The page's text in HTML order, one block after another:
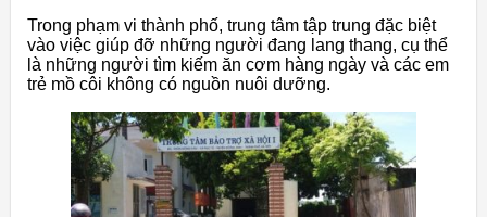
Trong phạm vi thành phố, trung tâm tập trung đặc biệt
vào việc giúp đỡ những người đang lang thang, cụ thể
là những người tìm kiếm ăn cơm hàng ngày và các em
trẻ mồ côi không có nguồn nuôi dưỡng.